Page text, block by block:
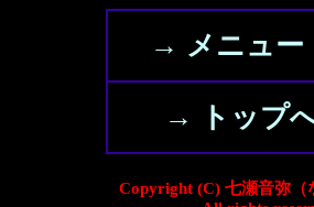
→ メニュー
→ トップ
Copyright (C) 七瀬音弥（